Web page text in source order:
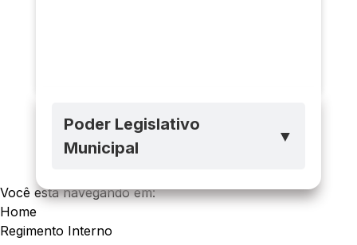
Poder Legislativo
Municipal
▼
Você está navegando em:
Home
Regimento Interno